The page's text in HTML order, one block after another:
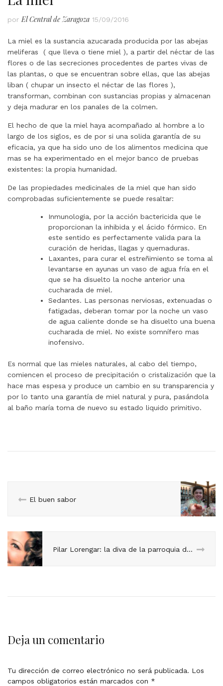
porEl Central de Zaragoza 15/09/2016
La miel es la sustancia azucarada producida por las abejas
meliferas ( que lleva o tiene miel ), a partir del néctar de las
flores o de las secreciones procedentes de partes vivas de
las plantas, o que se encuentran sobre ellas, que las abejas
liban ( chupar un insecto el néctar de las flores ),
transforman, combinan con sustancias propias y almacenan
y deja madurar en los panales de la colmen.
El hecho de que la miel haya acompañado al hombre a lo
largo de los siglos, es de por si una solida garantía de su
eficacia, ya que ha sido uno de los alimentos medicina que
mas se ha experimentado en el mejor banco de pruebas
existentes: la propia humanidad.
De las propiedades medicinales de la miel que han sido
comprobadas suficientemente se puede resaltar:
Inmunologia, por la acción bactericida que le
proporcionan la inhibida y el ácido fórmico. En
este sentido es perfectamente valida para la
curación de heridas, llagas y quemaduras.
Laxantes, para curar el estreñimiento se toma al
levantarse en ayunas un vaso de agua fría en el
que se ha disuelto la noche anterior una
cucharada de miel.
Sedantes. Las personas nerviosas, extenuadas o
fatigadas, deberan tomar por la noche un vaso
de agua caliente donde se ha disuelto una buena
cucharada de miel. No existe somnífero mas
inofensivo.
Es normal que las mieles naturales, al cabo del tiempo,
comiencen el proceso de precipitación o cristalización que la
hace mas espesa y produce un cambio en su transparencia y
por lo tanto una garantía de miel natural y pura, pasándola
al baño maría toma de nuevo su estado liquido primitivo.
El buen sabor
Pilar Lorengar: la diva de la parroquia del Gancho
Deja un comentario
Tu dirección de correo electrónico no será publicada. Los
campos obligatorios están marcados con *